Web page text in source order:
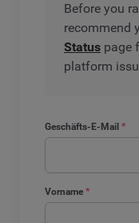
Before you
recommend
Status page
platform
Geschäfts-E-Mail *
Vorname *